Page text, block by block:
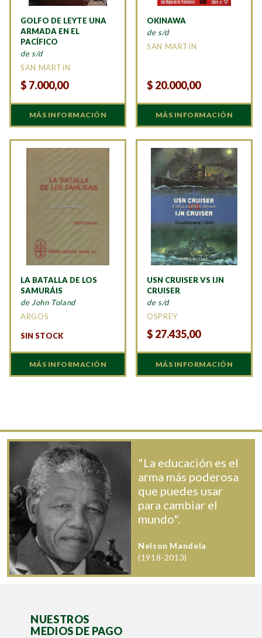
GOLFO DE LEYTE UNA
ARMADA EN EL
PACÍFICO
de s/d
SAN MARTIN
$ 7.000,00
MÁS INFORMACIÓN
OKINAWA
de s/d
SAN MARTIN
$ 20.000,00
MÁS INFORMACIÓN
LA BATALLA DE LOS
SAMURÁIS
de John Toland
ARGOS
SIN STOCK
MÁS INFORMACIÓN
USN CRUISER VS IJN
CRUISER
de s/d
OSPREY
$ 27.435,00
MÁS INFORMACIÓN
"La educación es el
arma más poderosa
que puedes usar
para cambiar el
mundo".
Nelson Mandela
(1918-2013)
NUESTROS
MEDIOS DE PAGO